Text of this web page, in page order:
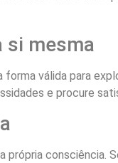
si mesma
forma válida para
e procure
própria consciência.